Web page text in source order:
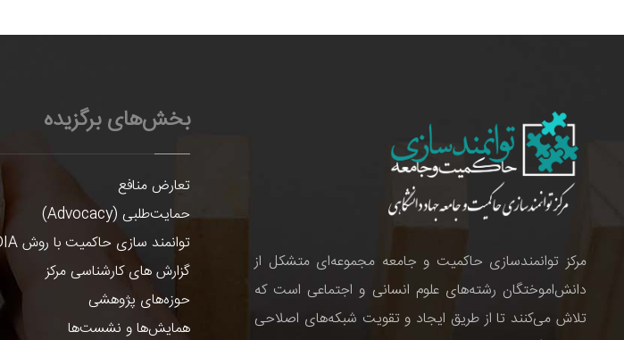
مرکز توانمندسازی حاکمیت و جامعه مجموعه‌ای متشکل از
دانش‌اموختگان رشته‌های علوم انسانی و اجتماعی است که
تلاش می‌کنند تا از طریق ایجاد و تقویت شبکه‌های اصلاحی
بخش‌های برگزیده
تعارض منافع
حمایت‌طلبی (Advocacy)
توانمند سازی حاکمیت با روش PDIA
گزارش های کارشناسی مرکز
حوزه‌های پژوهشی
همایش‌ها و نشست‌ها